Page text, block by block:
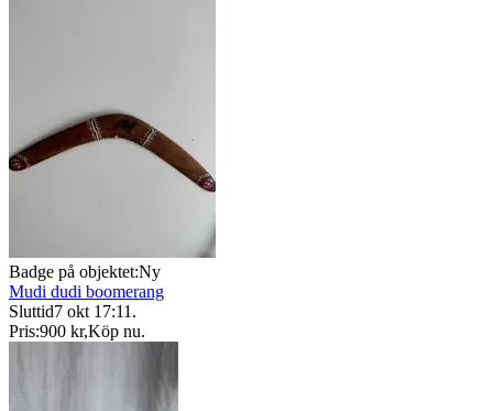
Badge på objektet:Ny
Mudi dudi boomerang
Sluttid7 okt 17:11 .
Pris:900 kr,Köp nu.